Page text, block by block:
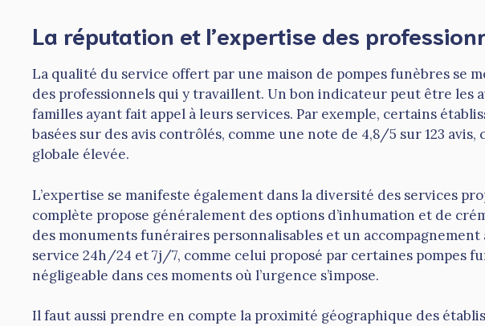
La réputation et l’expertise des
La qualité du service offert par une maison de pompes funèbres se
des professionnels qui y travaillent. Un bon indicateur peut être les
familles ayant fait appel à leurs services. Par exemple, certains
basées sur des avis contrôlés, comme une note de 4,8/5 sur 123
globale élevée.
L’expertise se manifeste également dans la diversité des services
complète propose généralement des options d’inhumation et de
des monuments funéraires personnalisables et un
service 24h/24 et 7j/7, comme celui proposé par certaines pompes
négligeable dans ces moments où l’urgence s’impose.
Il faut aussi prendre en compte la proximité géographique des